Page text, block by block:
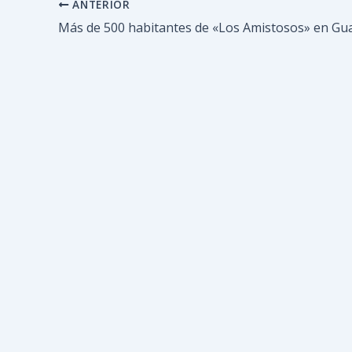
ANTERIOR